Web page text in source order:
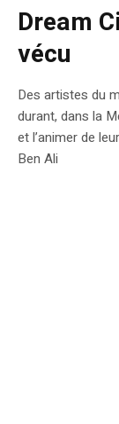
Dream
vécu
Des artistes du
durant, dans la
et l’animer de
Ben Ali